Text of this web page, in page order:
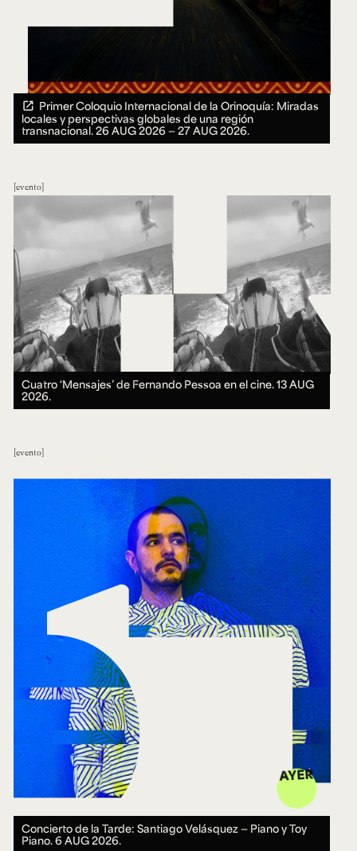
Primer Coloquio Internacional de la Orinoquía: Miradas
locales y perspectivas globales de una región
transnacional.26 AUG 2026 ― 27 AUG 2026.
evento
Cuatro ‘Mensajes’ de Fernando Pessoa en el cine.13 AUG
2026.
evento
AYER
Concierto de la Tarde: Santiago Velásquez — Piano y Toy
Piano.6 AUG 2026.